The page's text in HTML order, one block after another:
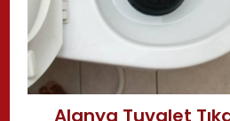
Alanya Tuvalet